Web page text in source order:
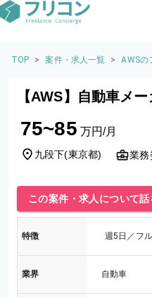
TOP > 案件・求人一覧 > AWSの
【AWS】自動車メ
75~85 万円/月
九段下(東京都) 業務
この案件・求人について
特徴 週5日／フ
業界 自動車